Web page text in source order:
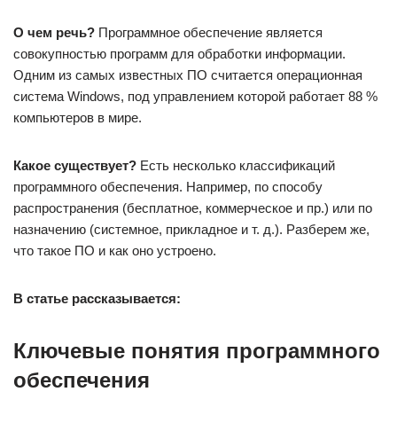
О чем речь? Программное обеспечение является
совокупностью программ для обработки информации.
Одним из самых известных ПО считается операционная
система Windows, под управлением которой работает 88 %
компьютеров в мире.
Какое существует? Есть несколько классификаций
программного обеспечения. Например, по способу
распространения (бесплатное, коммерческое и пр.) или по
назначению (системное, прикладное и т. д.). Разберем же,
что такое ПО и как оно устроено.
В статье рассказывается:
Ключевые понятия программного
обеспечения